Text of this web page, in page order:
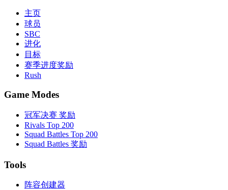
主页
球员
SBC
进化
目标
赛季进度奖励
Rush
Game Modes
冠军决赛 奖励
Rivals Top 200
Squad Battles Top 200
Squad Battles 奖励
Tools
阵容创建器